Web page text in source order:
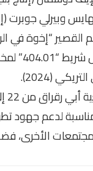
وبيرلي جوبرت
“إخوة في
الجمهور
(2024).
لدعم جهود
الأخرى،